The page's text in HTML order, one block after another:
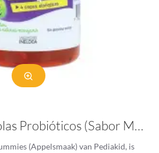
Pediakid Gominolas Probióticos (Sabor Manzana)
(Appelsmaak) van Pediakid, is